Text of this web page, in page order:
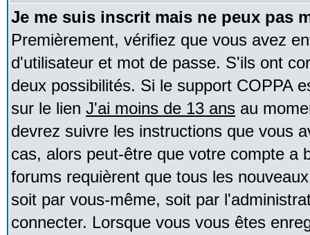
Je me suis inscrit mais ne peux pas
Premièrement, vérifiez que vous avez
d'utilisateur et mot de passe. S'ils ont
deux possibilités. Si le support COPPA
sur le lien J'ai moins de 13 ans au
devrez suivre les instructions que vous
cas, alors peut-être que votre compte a
forums requièrent que tous les
soit par vous-même, soit par
connecter. Lorsque vous vous êtes